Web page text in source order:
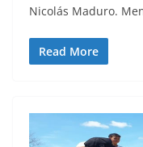
Nicolás Maduro.
Read More